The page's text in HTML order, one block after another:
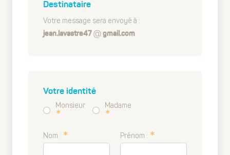
Destinataire
Votre message sera envoyé à :
jean.lavastre47 gmail.com
Votre identité
Monsieur
Madame
Nom : Prénom :